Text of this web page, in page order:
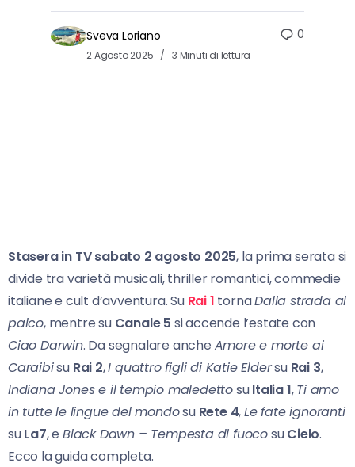
Sveva Loriano
2 Agosto 2025 3 Minuti di lettura
0
Stasera in TV sabato 2 agosto 2025, la prima serata si
divide tra varietà musicali, thriller romantici, commedie
italiane e cult d’avventura. Su Rai 1 tornaDalla strada al
palco, mentre su Canale 5 si accende l’estate con
Ciao Darwin. Da segnalare anche Amore e morte ai
Caraibisu Rai 2,I quattro figli di Katie Eldersu Rai 3,
Indiana Jones e il tempio maledettosuItalia 1,Ti amo
in tutte le lingue del mondosu Rete 4,Le fate ignoranti
suLa7, eBlack Dawn – Tempesta di fuocosuCielo.
Ecco la guida completa.